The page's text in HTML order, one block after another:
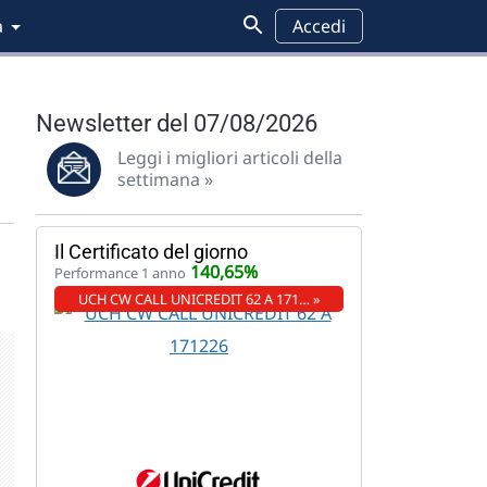
Accedi
Newsletter del 07/08/2026
Leggi i migliori articoli della
settimana »
Il Certificato del giorno
Performance 1 anno 140,65%
UCH CW CALL UNICREDIT 62 A 171… »